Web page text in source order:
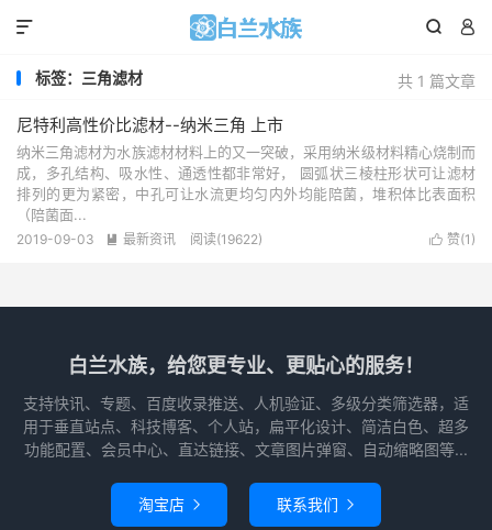
 

共 1 篇文章
标签：三角滤材
尼特利高性价比滤材--纳米三角 上市
纳米三角滤材为水族滤材材料上的又一突破，采用纳米级材料精心烧制而
成，多孔结构、吸水性、通透性都非常好， 圆弧状三棱柱形状可让滤材
排列的更为紧密，中孔可让水流更均匀内外均能陪菌，堆积体比表面积
（陪菌面...
 赞(1 )
2019-09-03  最新资讯 阅读(19622)
白兰水族，给您更专业、更贴心的服务！
支持快讯、专题、百度收录推送、人机验证、多级分类筛选器，适
用于垂直站点、科技博客、个人站，扁平化设计、简洁白色、超多
功能配置、会员中心、直达链接、文章图片弹窗、自动缩略图等...
淘宝店  联系我们 